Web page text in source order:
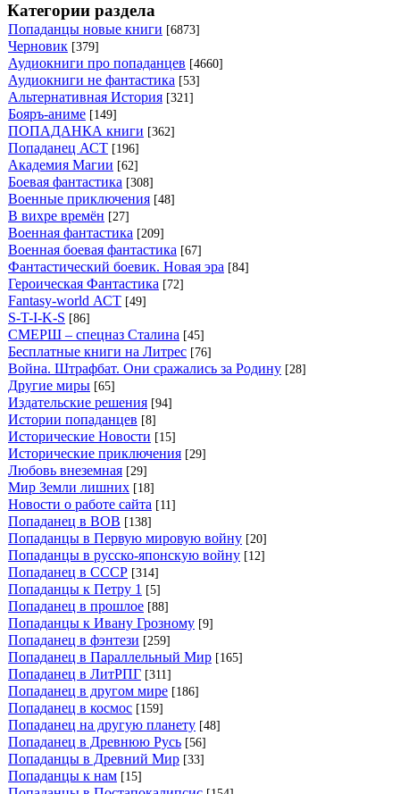
Категории раздела
Попаданцы новые книги [6873]
Черновик [379]
Аудиокниги про попаданцев [4660]
Аудиокниги не фантастика [53]
Альтернативная История [321]
Бояръ-аниме [149]
ПОПАДАНКА книги [362]
Попаданец АСТ [196]
Академия Магии [62]
Боевая фантастика [308]
Военные приключения [48]
В вихре времён [27]
Военная фантастика [209]
Военная боевая фантастика [67]
Фантастический боевик. Новая эра [84]
Героическая Фантастика [72]
Fantasy-world АСТ [49]
S-T-I-K-S [86]
СМЕРШ – спецназ Сталина [45]
Бесплатные книги на Литрес [76]
Война. Штрафбат. Они сражались за Родину [28]
Другие миры [65]
Издательские решения [94]
Истории попаданцев [8]
Исторические Новости [15]
Исторические приключения [29]
Любовь внеземная [29]
Мир Земли лишних [18]
Новости о работе сайта [11]
Попаданец в ВОВ [138]
Попаданцы в Первую мировую войну [20]
Попаданцы в русско-японскую войну [12]
Попаданец в СССР [314]
Попаданцы к Петру 1 [5]
Попаданец в прошлое [88]
Попаданцы к Ивану Грозному [9]
Попаданец в фэнтези [259]
Попаданец в Параллельный Мир [165]
Попаданец в ЛитРПГ [311]
Попаданец в другом мире [186]
Попаданец в космос [159]
Попаданец на другую планету [48]
Попаданец в Древнюю Русь [56]
Попаданцы в Древний Мир [33]
Попаданцы к нам [15]